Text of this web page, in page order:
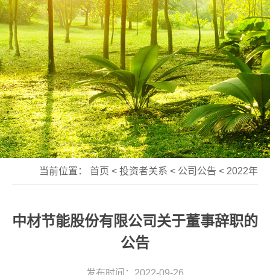
当前位置： 首页 < 投资者关系 < 公司公告 < 2022年
中材节能股份有限公司关于董事辞职的
公告
发布时间：2022-09-26